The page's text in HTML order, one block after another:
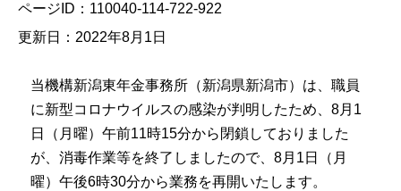
ページID：110040-114-722-922
更新日：2022年8月1日
当機構新潟東年金事務所（新潟県新潟市）は、職員
に新型コロナウイルスの感染が判明したため、8月1
日（月曜）午前11時15分から閉鎖しておりました
が、消毒作業等を終了しましたので、8月1日（月
曜）午後6時30分から業務を再開いたします。